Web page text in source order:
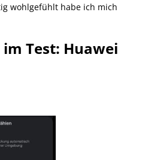
wohlgefühlt habe ich mich
Test: Huawei